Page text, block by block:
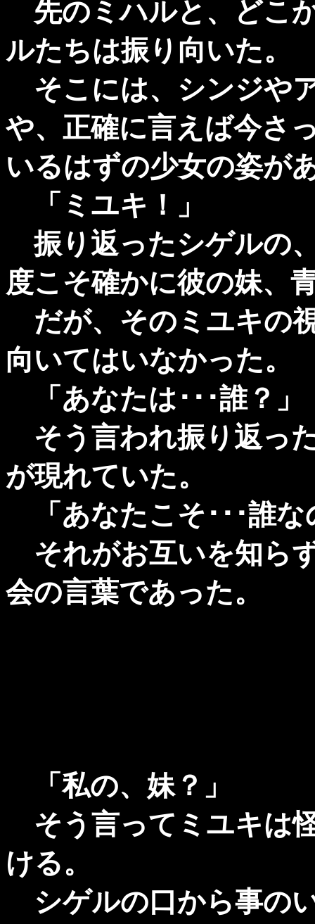
先のミハルと、どこ
ルたちは振り向いた。
そこには、シンジや
や、正確に言えば今さ
いるはずの少女の姿が
「ミユキ！」
振り返ったシゲルの
度こそ確かに彼の妹、
だが、そのミユキの
向いてはいなかった。
「あなたは･･･誰？」
そう言われ振り返っ
が現れていた。
「あなたこそ･･･誰な
それがお互いを知ら
会の言葉であった。
「私の、妹？」
そう言ってミユキは
ける。
シゲルの口から事の